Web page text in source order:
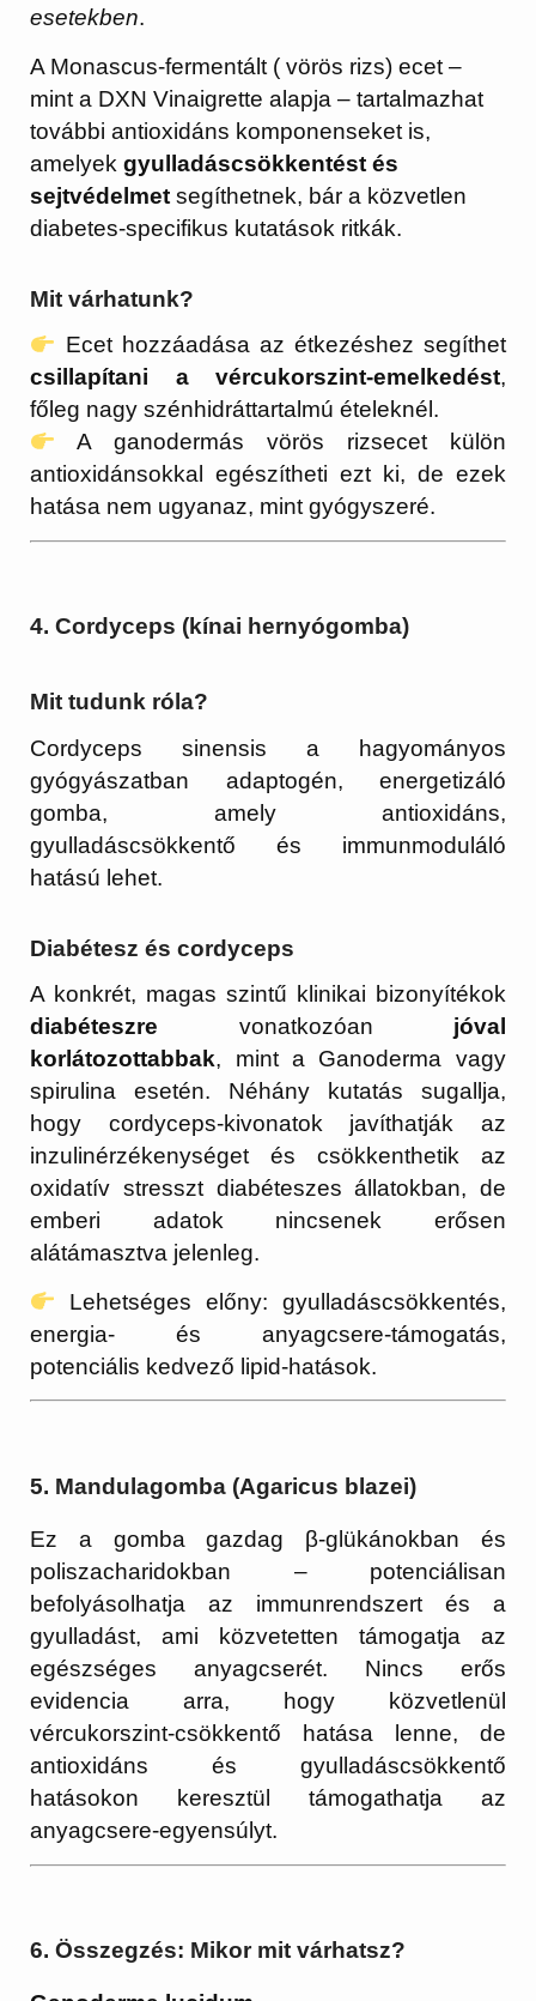
esetekben.
A Monascus-fermentált ( vörös rizs) ecet –
mint a DXN Vinaigrette alapja – tartalmazhat
további antioxidáns komponenseket is,
amelyekgyulladáscsökkentést és
sejtvédelmet segíthetnek, bár a közvetlen
diabetes-specifikus kutatások ritkák.
Mit várhatunk?
Ecet hozzáadása az étkezéshez segíthet
csillapítani a vércukorszint-emelkedést,
főleg nagy szénhidráttartalmú ételeknél.
A ganodermás vörös rizsecet külön
antioxidánsokkal egészítheti ezt ki, de ezek
hatása nem ugyanaz, mint gyógyszeré.
4. Cordyceps (kínai hernyógomba)
Mit tudunk róla?
Cordyceps sinensis a hagyományos
gyógyászatban adaptogén, energetizáló
gomba, amely antioxidáns,
gyulladáscsökkentő és immunmoduláló
hatású lehet.
Diabétesz és cordyceps
A konkrét, magas szintű klinikai bizonyítékok
diabéteszre vonatkozóan jóval
korlátozottabbak, mint a Ganoderma vagy
spirulina esetén. Néhány kutatás sugallja,
hogy cordyceps-kivonatok javíthatják az
inzulinérzékenységet és csökkenthetik az
oxidatív stresszt diabéteszes állatokban, de
emberi adatok nincsenek erősen
alátámasztva jelenleg.
Lehetséges előny: gyulladáscsökkentés,
energia- és anyagcsere-támogatás,
potenciális kedvező lipid-hatások.
5. Mandulagomba (Agaricus blazei)
Ez a gomba gazdag β-glükánokban és
poliszacharidokban – potenciálisan
befolyásolhatja az immunrendszert és a
gyulladást, ami közvetetten támogatja az
egészséges anyagcserét. Nincs erős
evidencia arra, hogy közvetlenül
vércukorszint-csökkentő hatása lenne, de
antioxidáns és gyulladáscsökkentő
hatásokon keresztül támogathatja az
anyagcsere-egyensúlyt.
6. Összegzés: Mikor mit várhatsz?